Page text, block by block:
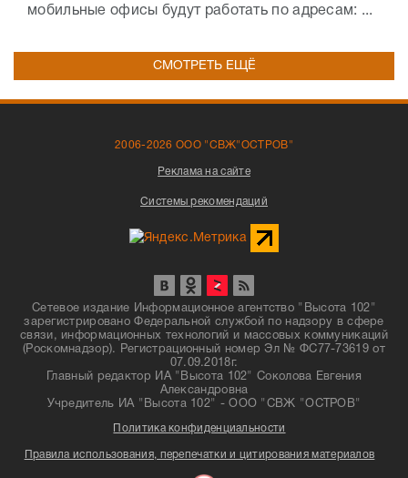
мобильные офисы будут работать по адресам: ...
СМОТРЕТЬ ЕЩЁ
2006-2026 ООО "СВЖ"ОСТРОВ"
Реклама на сайте
Системы рекомендаций
Сетевое издание Информационное агентство "Высота 102"
зарегистрировано Федеральной службой по надзору в сфере
связи, информационных технологий и массовых коммуникаций
(Роскомнадзор). Регистрационный номер Эл № ФС77-73619 от
07.09.2018г.
Главный редактор ИА "Высота 102" Соколова Евгения
Александровна
Учредитель ИА "Высота 102" - ООО "СВЖ "ОСТРОВ"
Политика конфиденциальности
Правила использования, перепечатки и цитирования материалов